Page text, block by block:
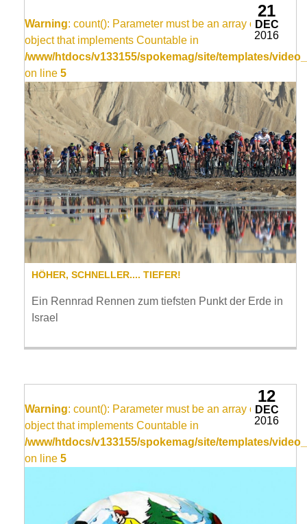
Warning: count(): Parameter must be an array or an
object that implements Countable in
/www/htdocs/v133155/spokemag/site/templates/
on line 5
HÖHER, SCHNELLER.... TIEFER!
Ein Rennrad Rennen zum tiefsten Punkt der Erde in
Israel
21
DEC
2016
Warning: count(): Parameter must be an array or an
object that implements Countable in
/www/htdocs/v133155/spokemag/site/templates/
on line 5
12
DEC
2016